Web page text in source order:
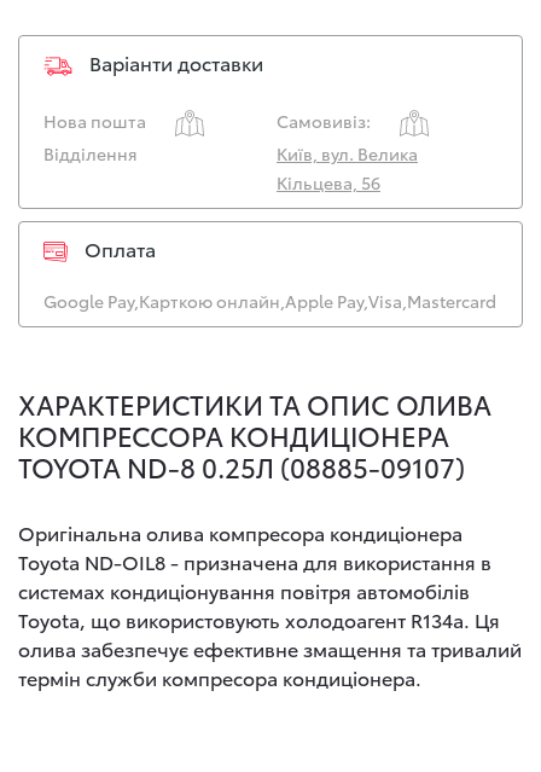
Варіанти доставки
Нова пошта
Самовивіз:
Відділення
Київ, вул. Велика
Кільцева, 56
Оплата
Google Pay,Карткою онлайн,Apple Pay,Visa,Mastercard
ХАРАКТЕРИСТИКИ ТА ОПИС ОЛИВА
КОМПРЕССОРА КОНДИЦІОНЕРА
TOYOTA ND-8 0.25Л (08885-09107)
Оригінальна олива компресора кондиціонера
Toyota ND-OIL8 - призначена для використання в
системах кондиціонування повітря автомобілів
Toyota, що використовують холодоагент R134a. Ця
олива забезпечує ефективне змащення та тривалий
термін служби компресора кондиціонера.